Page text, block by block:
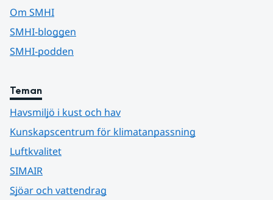
Om SMHI
SMHI-bloggen
SMHI-podden
Teman
Havsmiljö i kust och hav
Kunskapscentrum för klimatanpassning
Luftkvalitet
SIMAIR
Sjöar och vattendrag